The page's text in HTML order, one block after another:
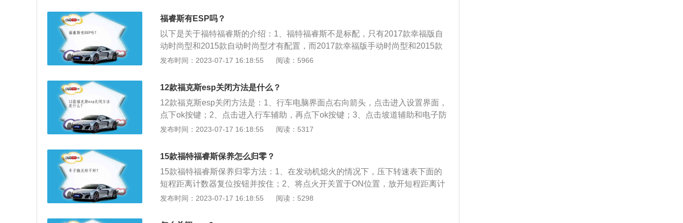
更多介绍如下：1.ESP能在车辆侧滑，偏离预定路线时，提供稳定性支持。通过
对单个车轮制动并在必要时减小发动机扭矩来实现。如果在加速时车轮打滑，系
统也会通过减小发动机扭矩来增强牵引力控制。增强了车辆在湿滑或松软路面上
的行驶能力，并通过控制急转弯处的车轮转动来提高舒适性。2.ESP全称是Electr
onicStabilityProgram，包含ABS及ASR，是这两种系统功能上的延伸。因此，E
器（监测方向盘的转向角度）、车轮传感器（监测各个车轮的速度转动）、侧滑
传感器（监测车体绕垂直轴线转动的状态）、横向加速度传感器（监测汽车转弯
时的离心力）等组成。控制单元通过这些传感器的信号对车辆的运行状态进行判
福睿斯有ESP吗？
以下是关于福特福睿斯的介绍：1、福特福睿斯不是标配，只有2017款幸福版自
动时尚型和2015款自动时尚型才有配置，而2017款幸福版手动时尚型和2015款
手动时尚型可以选装。2、很多车主也很看重ESP，因为这是属于安全配置，大
一种先进的电脑控制系统，可帮助您在恶劣行驶条件下提高车辆的车身稳定。当
电脑检测到您期望的行驶状态与实际的车身状态出现偏差时，电子稳定性控制系
统就会开始工作。电子稳定性控制系统会有选择地对车辆制动器上施加制动压
力，改善车辆行驶稳定性。
发布时间：2023-07-17 16:18:55 阅读：5966
12款福克斯esp关闭方法是什么？
12款福克斯esp关闭方法是：1、行车电脑界面点右向箭头，点击进入设置界面，
点下ok按键；2、点击进入行车辅助，再点下ok按键；3、点击坡道辅助和电子防
滑功能，点击关闭即可。12款福克斯是一款紧凑型车，车身尺寸是：长4342m
动机，最大马力是124ps，最大扭矩是116nm，最大功率是91kw。
发布时间：2023-07-17 16:18:55 阅读：5317
15款福特福睿斯保养怎么归零？
15款福特福睿斯保养归零方法：1、在发动机熄火的情况下，压下转速表下面的
短程距离计数器复位按钮并按住；2、将点火开关置于ON位置，放开短程距离计
数器复位按钮，显示屏出现SERVICE标志；3、拉出时钟上的分钟按钮，向右转
点火开关置于ON位置，SERVICE标志消失。福特福睿斯是长安福特旗下的一款
发布时间：2023-07-17 16:18:55 阅读：5298